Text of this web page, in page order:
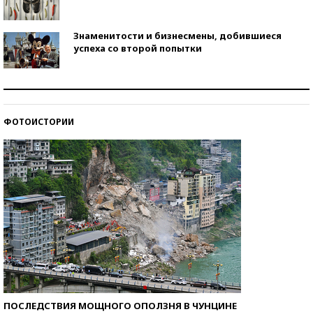
Знаменитости и бизнесмены, добившиеся
успеха со второй попытки
ФОТОИСТОРИИ
ПОСЛЕДСТВИЯ МОЩНОГО ОПОЛЗНЯ В ЧУНЦИНЕ